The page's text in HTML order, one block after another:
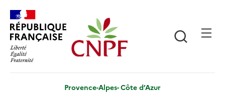
contenu
principal
Provence-Alpes- Côte d’Azur